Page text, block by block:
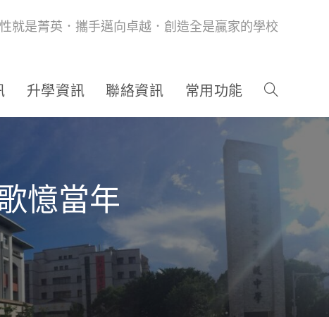
就是菁英．攜手邁向卓越．創造全是贏家的學校
升學資訊 聯絡資訊 常用功能
憶當年